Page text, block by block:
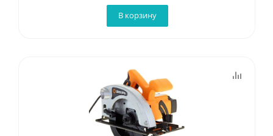
В корзину